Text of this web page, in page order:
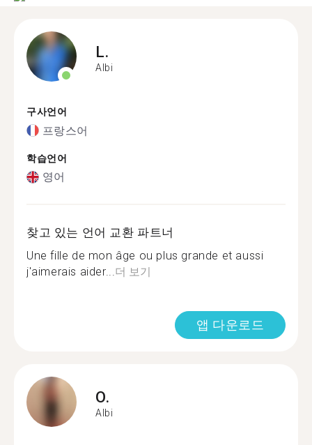
L.
Albi
구사언어
프랑스어
학습언어
영어
찾고 있는 언어 교환 파트너
Une fille de mon âge ou plus grande et aussi
j'aimerais aider...더 보기
앱 다운로드
O.
Albi